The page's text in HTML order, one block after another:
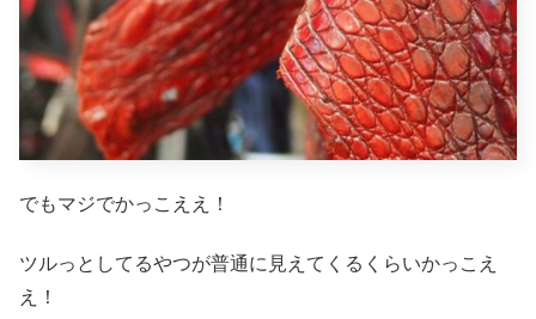
でもマジでかっこええ！
ツルっとしてるやつが普通に見えてくるくらいかっこえ
え！